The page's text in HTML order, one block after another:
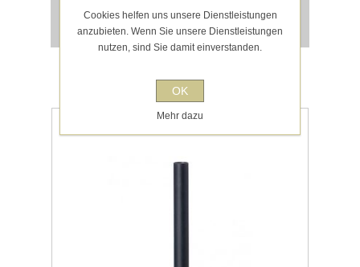
für 1Stück/pcs entspricht 19,50 € pro 1 Stück/pcs
exklusive
Versand
KERZENSTÄNDER SCHWARZ
GROSS H23CM
Cookies helfen uns unsere Dienstleistungen
anzubieten. Wenn Sie unsere Dienstleistungen
nutzen, sind Sie damit einverstanden.
OK
Mehr dazu